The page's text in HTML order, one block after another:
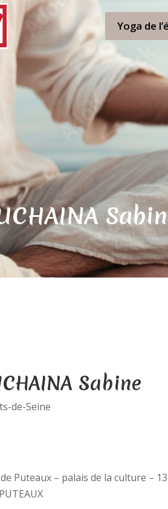
Yoga de
Sabine
de-Seine
Puteaux – palais de la culture –